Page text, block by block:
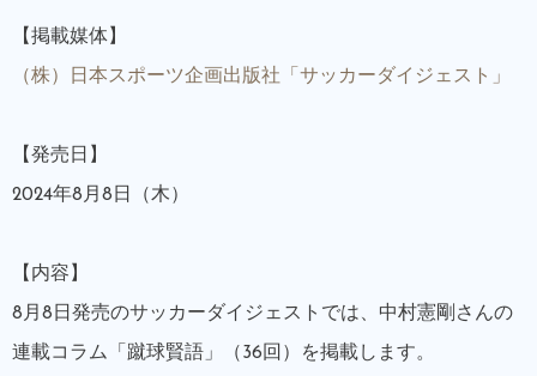
【掲載媒体】
（株）日本スポーツ企画出版社「サッカーダイジェスト」
【発売日】
2024年8月8日（木）
【内容】
8月8日発売のサッカーダイジェストでは、中村憲剛さんの
連載コラム「蹴球賢語」（36回）を掲載します。